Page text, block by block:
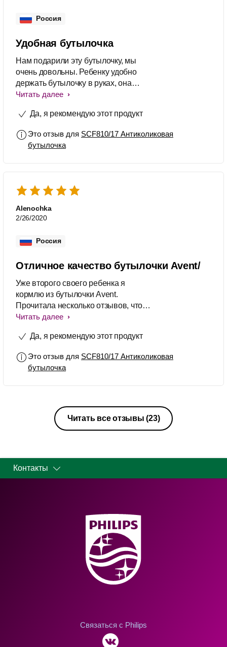
Россия
Удобная бутылочка
Нам подарили эту бутылочку, мы
очень довольны. Ребенку удобно
держать бутылочку в руках, она
лёгкая. Соска очень приятная на
жёсткости, что предотвращает
Бутылочку легко мыть, собирать и
разбирать. Есть шкала делений. Нам
Читать далее
Да, я рекомендую этот продукт
Это отзыв для SCF810/17 Антиколиковая
бутылочка
Alenochka
2/26/2020
Россия
Отличное качество бутылочки Avent/
Уже второго своего ребенка я
кормлю из бутылочки Avent.
Прочитала несколько отзывов, что
она подтекает. У меня ни 15 лет
подтекало. Бутылочка очень
красивая. Очень высокого качества.
Ребенку комфортно пить из нее, как
моется. Прекрасно подходит к
молокоотсосу.
Читать далее
Да, я рекомендую этот продукт
Это отзыв для SCF810/17 Антиколиковая
бутылочка
Читать все отзывы(23)
Контакты
Связаться с Philips